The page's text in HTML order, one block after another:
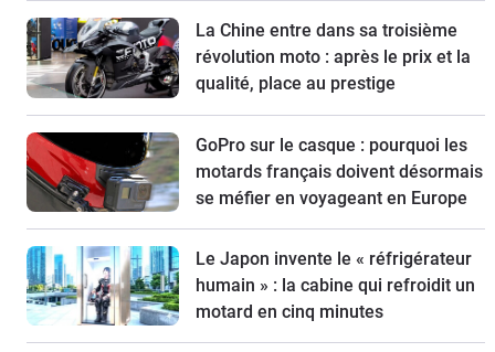
La Chine entre dans sa troisième
révolution moto : après le prix et la
qualité, place au prestige
GoPro sur le casque : pourquoi les
motards français doivent désormais
se méfier en voyageant en Europe
Le Japon invente le « réfrigérateur
humain » : la cabine qui refroidit un
motard en cinq minutes